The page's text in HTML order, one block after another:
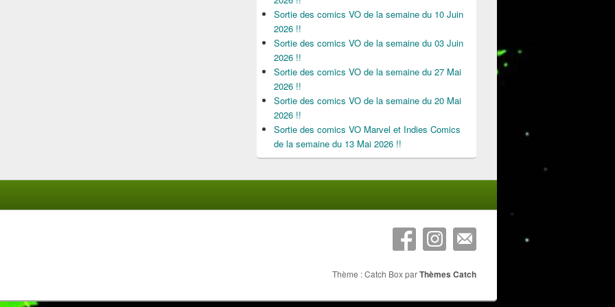
Sortie des comics VO de la semaine du 10 Juin
2026 !!
Sortie des comics VO de la semaine du 03 Juin
2026 !!
Sortie des comics VO de la semaine du 27 Mai
2026 !!
Sortie des comics VO de la semaine du 20 Mai
2026 !!
Sortie des comics VO Marvel et Indies Comics
de la semaine du 13 Mai 2026 !!
Thème : Catch Box parThèmes Catch